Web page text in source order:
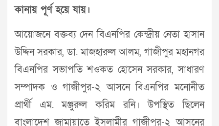
কানায় পূর্ণ হয়ে যায়।
আয়োজনে বক্তব্য দেন বিএনপির কেন্দ্রীয় নেতা হাসান
উদ্দিন সরকার, ডা. মাজহারুল আলম, গাজীপুর মহানগর
বিএনপির সভাপতি শওকত হোসেন সরকার, সাধারণ
সম্পাদক ও গাজীপুর-২ আসনে বিএনপির মনোনীত
প্রার্থী এম. মঞ্জুরুল করিম রনি। উপস্থিত ছিলেন
বাংলাদেশ জামায়াতে ইসলামীর গাজীপুর-২ আসনের